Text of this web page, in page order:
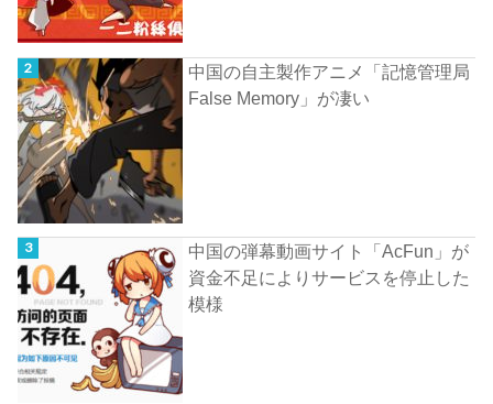
中国の自主製作アニメ「記憶管理局
False Memory」が凄い
中国の弾幕動画サイト「AcFun」が
資金不足によりサービスを停止した
模様